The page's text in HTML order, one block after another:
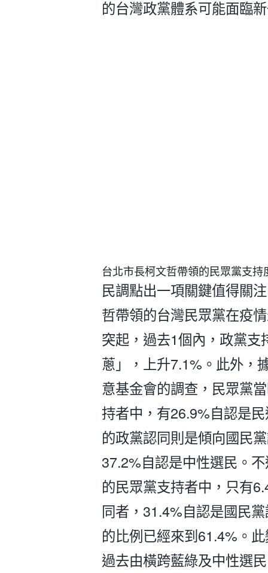
的台灣政黨體系可能面臨
台北市長柯文哲帶領的民眾黨支
民調點出一項關鍵值得關
哲帶領的台灣民眾黨在疫
突起，過去1個內，政黨支
蔥」，上升7.1%。此外，
意基金會的調查，民眾黨
持者中，有26.9%自認是
的政黨認同則是傾向國民
37.2%自認是中性選民。
的民眾黨支持者中，只有
同者，31.4%自認是國民
的比例已經來到61.4%。
過去由橫跨藍綠及中性選